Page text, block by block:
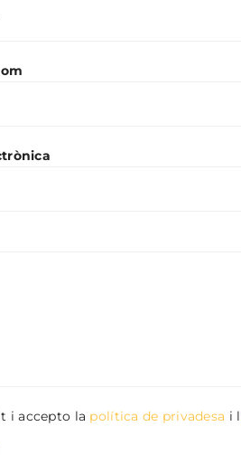
i accepto la política de privadesa i l'